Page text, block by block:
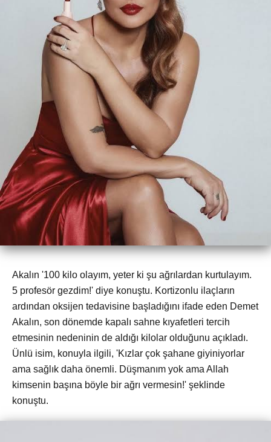
Akalın '100 kilo olayım, yeter ki şu ağrılardan kurtulayım.
5 profesör gezdim!' diye konuştu. Kortizonlu ilaçların
ardından oksijen tedavisine başladığını ifade eden Demet
Akalın, son dönemde kapalı sahne kıyafetleri tercih
etmesinin nedeninin de aldığı kilolar olduğunu açıkladı.
Ünlü isim, konuyla ilgili, 'Kızlar çok şahane giyiniyorlar
ama sağlık daha önemli. Düşmanım yok ama Allah
kimsenin başına böyle bir ağrı vermesin!' şeklinde
konuştu.